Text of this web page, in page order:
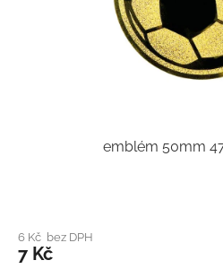
emblém 50mm
6 Kč bez DPH
7 Kč